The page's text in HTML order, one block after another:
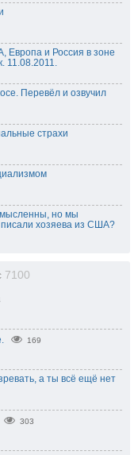
Европа и Россия в зоне
11.08.2011.
Перевёл и озвучил
страхи
но мы
хозяева из США?
7100
169
а ты всё ещё нет
303